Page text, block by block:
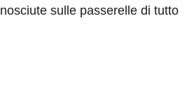
sulle passerelle di tutto